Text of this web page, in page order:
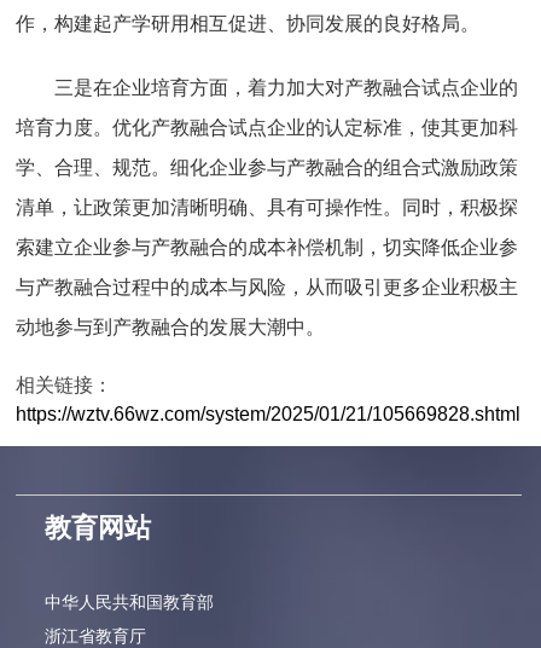
作，构建起产学研用相互促进、协同发展的良好格局。
三是在企业培育方面，着力加大对产教融合试点企业的
培育力度。优化产教融合试点企业的认定标准，使其更加科
学、合理、规范。细化企业参与产教融合的组合式激励政策
清单，让政策更加清晰明确、具有可操作性。同时，积极探
索建立企业参与产教融合的成本补偿机制，切实降低企业参
与产教融合过程中的成本与风险，从而吸引更多企业积极主
动地参与到产教融合的发展大潮中。
相关链接：
https://wztv.66wz.com/system/2025/01/21/105669828.shtml
教育网站
中华人民共和国教育部
浙江省教育厅